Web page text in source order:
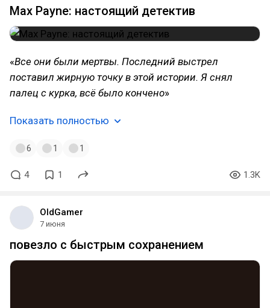
Max Payne: настоящий детектив
«Все они были мертвы. Последний выстрел
поставил жирную точку в этой истории. Я снял
палец с курка, всё было кончено»
Показать полностью
6 1 1
4 1 1.3K
OldGamer
7 июня
повезло с быстрым сохранением